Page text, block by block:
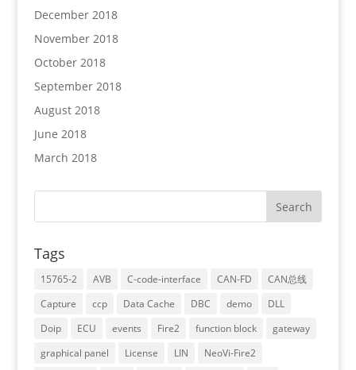
December 2018
November 2018
October 2018
September 2018
August 2018
June 2018
March 2018
Tags
15765-2 AVB C-code-interface CAN-FD
CAN总线
Capture
ccp Data Cache DBC demo
DLL
Doip
ECU events Fire2 function block
gateway
graphical panel
License LIN
NeoVi-Fire2